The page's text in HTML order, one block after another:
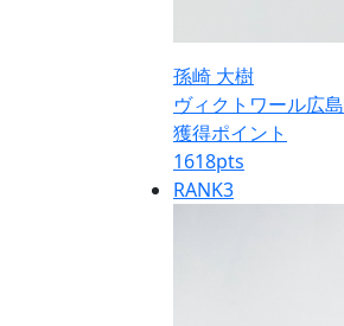
孫崎 大樹
ヴィクトワール広島
獲得ポイント
1618pts
RANK3